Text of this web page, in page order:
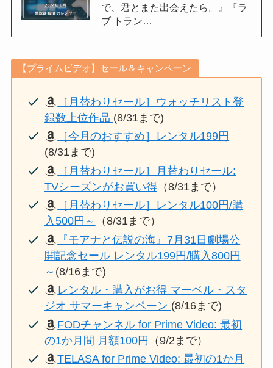
で、君とまた出会えたら。』『ラ
ブ トラン…
【プライムビデオ】セール＆キャンペーン
［月替わりセール］ウォッチリスト登
録数上位作品 (8/31まで)
［今月のおすすめ］レンタル199円
(8/31まで)
［月替わりセール］月替わりセール:
TVシーズンがお買い得（8/31まで）
［月替わりセール］レンタル100円/購
入500円～
（8/31まで）
『モアナと伝説の海』7月31日劇場公
開記念セール レンタル199円/購入800円
～ (8/16まで)
レンタル・購入がお得 マーベル・スタ
ジオ サマーキャンペーン (8/16まで)
FODチャンネル for Prime Video: 最初
の1か月間 月額100円 （9/2まで）
TELASA for Prime Video: 最初の1か月